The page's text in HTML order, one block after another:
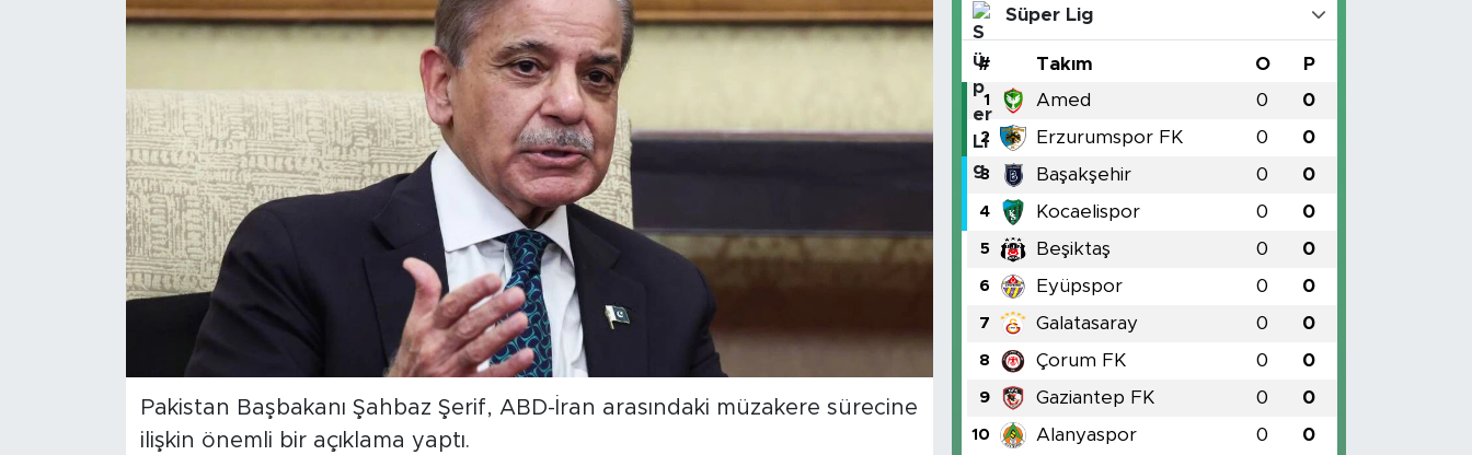
Pakistan Başbakanı Şahbaz Şerif, ABD-İran arasındaki müzakere sürecine
ilişkin önemli bir açıklama yaptı.
Süper Lig
# Takım O P
1 Amed 0 0
2 Erzurumspor FK 0 0
3 Başakşehir 0 0
4 Kocaelispor 0 0
5 Beşiktaş 0 0
6 Eyüpspor 0 0
7 Galatasaray 0 0
8 Çorum FK 0 0
9 Gaziantep FK 0 0
10 Alanyaspor 0 0
Politika
Resmi İlanlar
Turizm